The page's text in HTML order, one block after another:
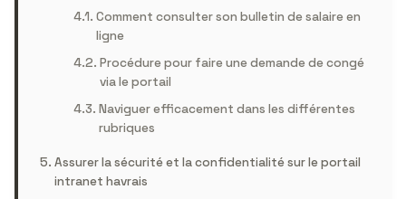
Comment consulter son bulletin de salaire en
ligne
Procédure pour faire une demande de congé
via le portail
Naviguer efficacement dans les différentes
rubriques
Assurer la sécurité et la confidentialité sur le portail
intranet havrais